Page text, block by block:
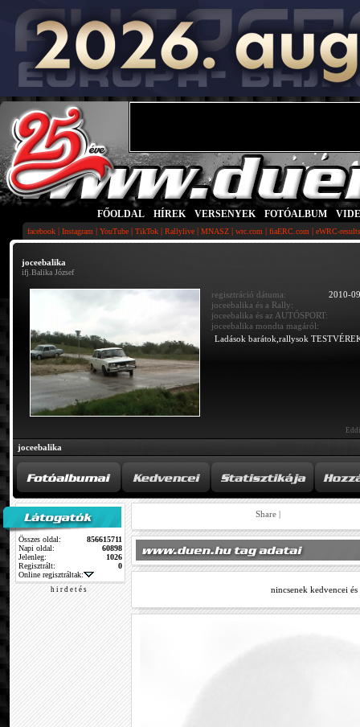
FŐOLDAL HÍREK VERSENYEK FOTÓALBUM
facebook | Instagram | YouTube | TikTok | Rallylive | MNASZ | wrc.com | fiaERC.com | eWRC-
joceebalika
ifj.Balika József
regisztráció dátuma:
2010-
joceebalika és a Rally:
joceebalika és az AUTÓSPORT:
joceebalika mondta magáról:
Ladások barátok,rallysok
joceebalika
Összes oldal:
856615711
Napi oldal:
60898
Jelenleg:
1026
Regisztrált:
0
Online regisztráltak:
h i r d e t é s
Share |
nincsenek kedvencei